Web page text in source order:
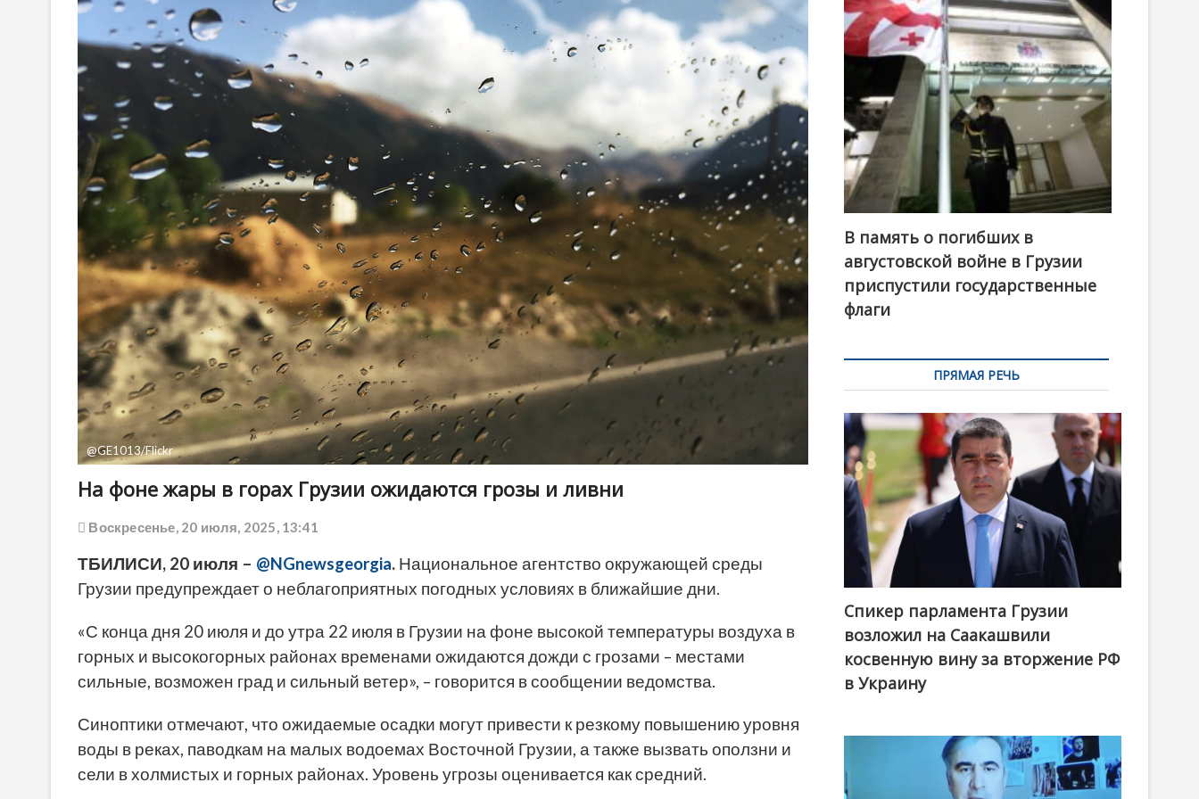
o
n
@GE1013/Flickr
На фоне жары в горах Грузии ожидаются грозы и ливни
Воскресенье, 20 июля, 2025, 13:41
ТБИЛИСИ, 20 июля – @NGnewsgeorgia. Национальное агентство окружающей среды
Грузии предупреждает о неблагоприятных погодных условиях в ближайшие дни.
«С конца дня 20 июля и до утра 22 июля в Грузии на фоне высокой температуры воздуха в
горных и высокогорных районах временами ожидаются дожди с грозами – местами
сильные, возможен град и сильный ветер», – говорится в сообщении ведомства.
Синоптики отмечают, что ожидаемые осадки могут привести к резкому повышению уровня
воды в реках, паводкам на малых водоемах Восточной Грузии, а также вызвать оползни и
сели в холмистых и горных районах. Уровень угрозы оценивается как средний.
В память о погибших в
августовской войне в Грузии
приспустили государственные
флаги
ПРЯМАЯ РЕЧЬ
Спикер парламента Грузии
возложил на Саакашвили
косвенную вину за вторжение РФ
в Украину